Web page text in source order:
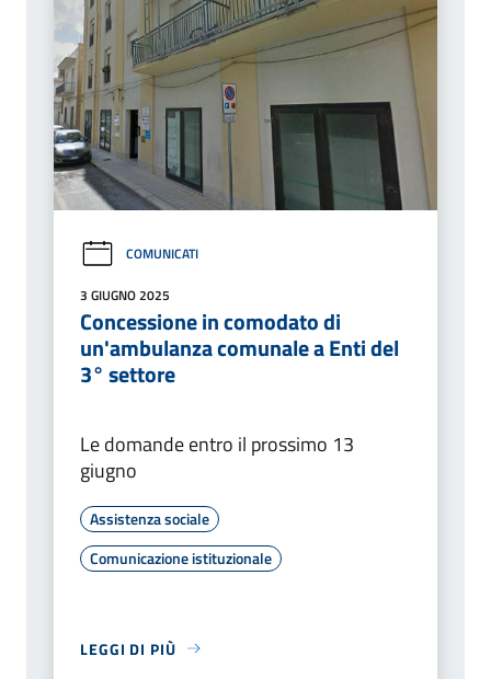
COMUNICATI
3 GIUGNO 2025
Concessione in comodato di
un'ambulanza comunale a Enti del
3° settore
Le domande entro il prossimo 13
giugno
Assistenza sociale
Comunicazione istituzionale
LEGGI DI PIÙ